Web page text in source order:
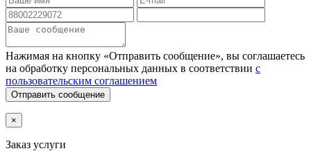
Нажимая на кнопку «Отправить сообщение», вы соглашаетесь
на обработку персональных данных в соответствии с
пользовательским соглашением
Отправить сообщение
×
Заказ услуги